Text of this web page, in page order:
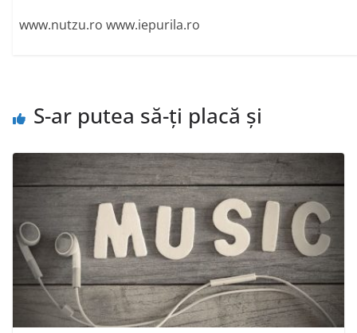
www.nutzu.ro www.iepurila.ro
S-ar putea să-ți placă și